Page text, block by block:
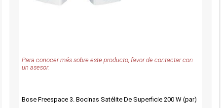
Para conocer más sobre este producto, favor de contactar con
un asesor.
Bose Freespace 3. Bocinas Satélite De Superficie 200 W (par)